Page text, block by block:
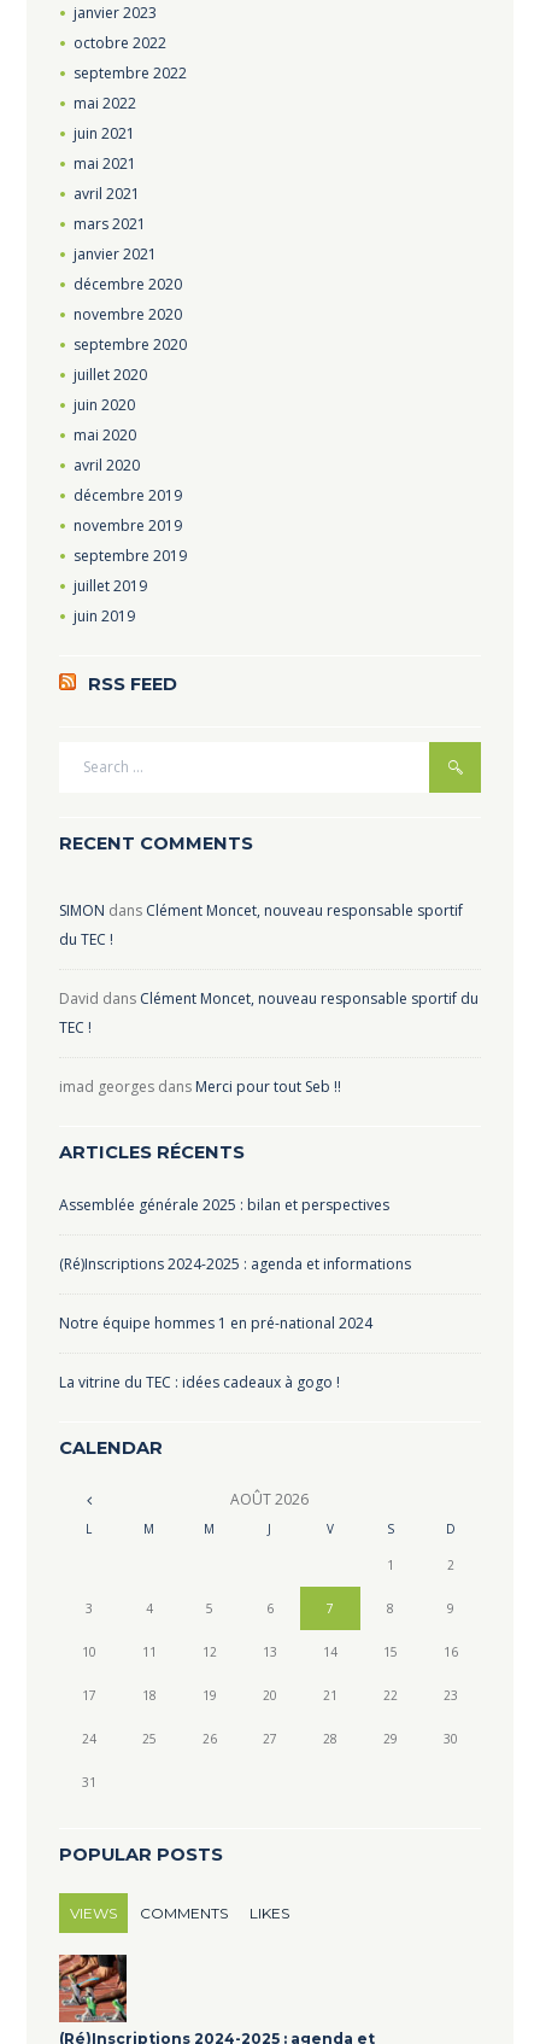
janvier2023
octobre 2022
septembre 2022
mai 2022
juin 2021
mai 2021
avril 2021
mars2021
janvier2021
décembre 2020
novembre 2020
septembre 2020
juillet2020
juin 2020
mai 2020
avril 2020
décembre 2019
novembre 2019
septembre 2019
juillet2019
juin 2019
RSS FEED
RECENT COMMENTS
SIMON dans Clément Moncet, nouveau responsable sportif
du TEC !
David dans Clément Moncet, nouveau responsable sportif du
TEC !
imad georgesdans Merci pour tout Seb !!
ARTICLES RÉCENTS
Assemblée générale 2025 : bilan et perspectives
(Ré)Inscriptions 2024-2025 : agenda et informations
Notre équipe hommes 1 en pré-national 2024
La vitrine du TEC : idées cadeaux à gogo !
CALENDAR
AOÛT2026
L M M J V S D
1 2
3 4 5 6 7 8 9
10 11 12 13 14 15 16
17 18 19 20 21 22 23
24 25 26 27 28 29 30
31
POPULAR POSTS
VIEWS COMMENTS LIKES
(Ré)Inscriptions 2024-2025 : agenda et